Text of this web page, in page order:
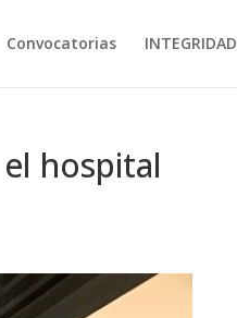
Convocatorias INTEGRIDAD
hospital